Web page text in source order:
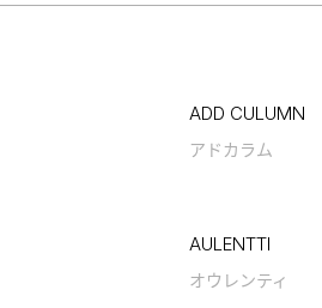
ADD CULUMN
アドカラム
AULENTTI
オウレンティ